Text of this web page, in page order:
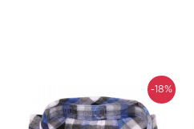
-18%